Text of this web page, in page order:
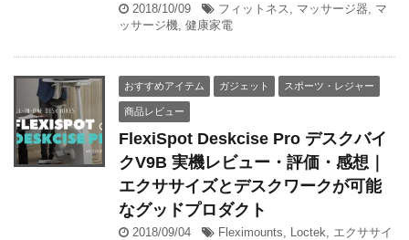
2018/10/09 フィットネス マッサージ器
マ
ッサージ機 健康家電
おすすめアイテム ガジェット スポーツ・レジャー
商品レビュー
FlexiSpot Deskcise Pro デスクバイ
クV9B 実機レビュー・評価・感想｜
エクササイズとデスクワークが可能
なグッドプロダクト
2018/09/04 Fleximounts Loctek
エクササイ